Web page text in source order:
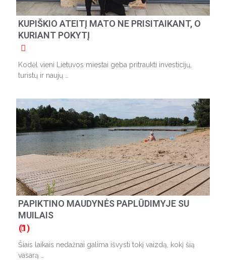
KUPIŠKIO ATEITĮ MATO NE PRISITAIKANT, O
KURIANT POKYTĮ
Kodėl vieni Lietuvos miestai geba pritraukti investicijų,
turistų ir naujų …
PAPIKTINO MAUDYNĖS PAPLŪDIMYJE SU
MUILAIS
(1)
Šiais laikais nedažnai galima išvysti tokį vaizdą, kokį šią
vasarą …